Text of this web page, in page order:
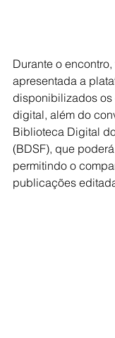
Durante o
apresentada a
disponibilizados os
digital, além do
Biblioteca Digital
(BDSF), que
permitindo o
publicações